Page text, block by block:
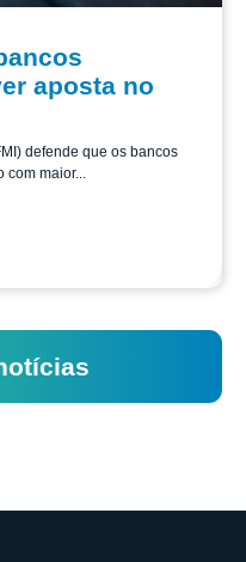
aposta no
defende que os bancos
maior...